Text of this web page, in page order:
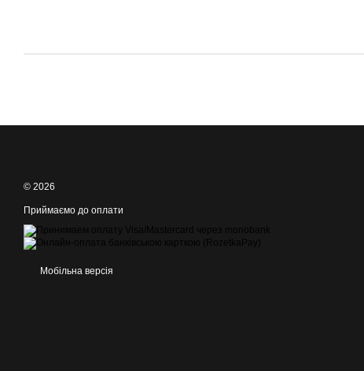
© 2026
Приймаємо до оплати
Мобільна версія